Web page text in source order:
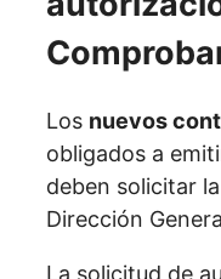
Los nuevos
obligados a
deben solicitar la
Dirección